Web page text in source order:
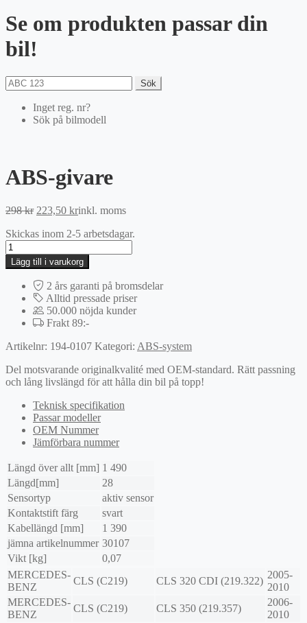
Se om produkten passar din
bil!
Sök
Inget reg. nr?
Sök på bilmodell
ABS-givare
298kr Det
priset
298 kr.
223,50 krDet
priset
223,50 kr.
inkl. moms
Skickas inom 2-5 arbetsdagar.
ABS-
givare
mängd
Lägg till i varukorg
2 års garanti på bromsdelar
Alltid pressade priser
50.000 nöjda kunder
Frakt 89:-
Artikelnr: 194-0107 Kategori: ABS-system
Del motsvarande originalkvalité med OEM-standard. Rätt passning
och lång livslängd för att hålla din bil på topp!
Teknisk specifikation
Passar modeller
OEM Nummer
Jämförbara nummer
Längd över allt [mm] 1 490
Längd[mm]
28
Sensortyp
aktiv sensor
Kontaktstift färg
svart
Kabellängd [mm]
1 390
jämna artikelnummer 30107
Vikt [kg]
0,07
MERCEDES-
BENZ
CLS (C219) CLS 320 CDI (219.322)
2005-
2010
MERCEDES-
BENZ
CLS (C219) CLS 350 (219.357)
2006-
2010